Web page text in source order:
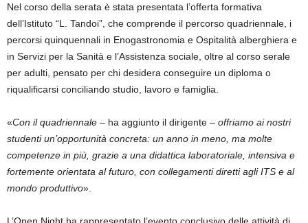
Nel corso della serata è stata presentata l’offerta formativa
dell’Istituto “L. Tandoi” che comprende il percorso quadriennale, i
percorsi quinquennali in Enogastronomia e Ospitalità alberghiera e
in Servizi per la Sanità e l’Assistenza sociale, oltre al corso serale
per adulti, pensato per chi desidera conseguire un diploma o
riqualificarsi conciliando studio, lavoro e famiglia.
«Con il quadriennale – ha aggiunto il dirigente – offriamo ai nostri
studenti un’opportunità concreta: un anno in meno, ma molte
competenze in più, grazie a una didattica laboratoriale, intensiva e
fortemente orientata al futuro, con collegamenti diretti agli ITS e al
mondo produttivo».
L’Open Night ha rappresentato l’evento conclusivo delle attività di